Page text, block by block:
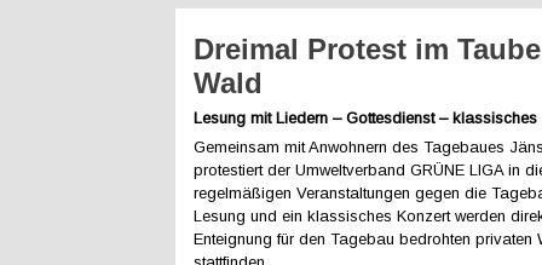
Dreimal Protest im
Wald
Lesung mit Liedern – Gottesdienst – klassisches
Gemeinsam mit Anwohnern des Tagebaues
protestiert der Umweltverband GRÜNE LIGA in
regelmäßigen Veranstaltungen gegen die
Lesung und ein klassisches Konzert werden
Enteignung für den Tagebau bedrohten privaten